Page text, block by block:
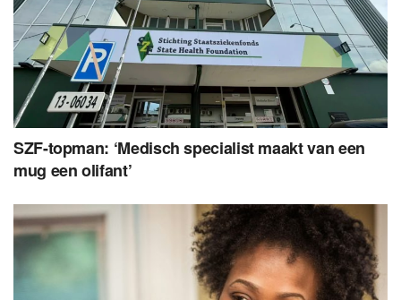
SZF-topman: ‘Medisch specialist maakt van een
mug een olifant’